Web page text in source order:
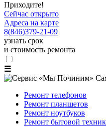
Приходите!
Сейчас открыто
Адреса на карте
8(846)379-21-09
узнать срок
и стоимость ремонта
☰
Ремонт телефонов
Ремонт планшетов
Ремонт ноутбуков
Ремонт бытовой